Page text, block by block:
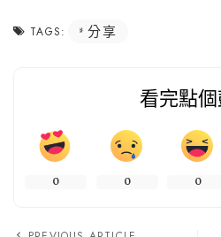
TAGS: 分享
看完點
0 0 0